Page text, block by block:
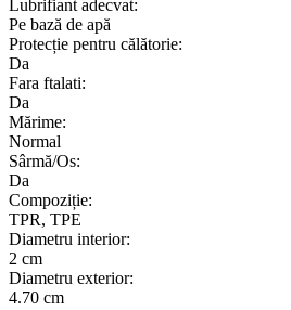
Lubrifiant adecvat:
Pe bază de apă
Protecție pentru călătorie:
Da
Fara ftalati:
Da
Mărime:
Normal
Sârmă/Os:
Da
Compoziție:
TPR, TPE
Diametru interior:
2 cm
Diametru exterior:
4.70 cm